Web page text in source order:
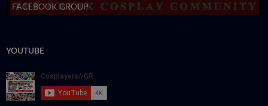
FACEBOOK GROUP
YOUTUBE